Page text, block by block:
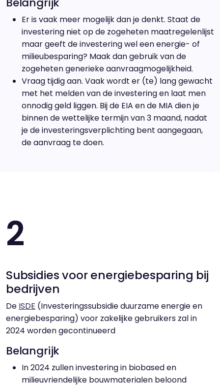
Er is vaak meer mogelijk dan je denkt. Staat de
investering niet op de zogeheten maatregelenlijst
maar geeft de investering wel een energie- of
milieubesparing? Maak dan gebruik van de
zogeheten generieke aanvraagmogelijkheid.
Vraag tijdig aan. Vaak wordt er (te) lang gewacht
met het melden van de investering en laat men
onnodig geld liggen. Bij de EIA en de MIA dien je
binnen de wettelijke termijn van 3 maand, nadat
je de investeringsverplichting bent aangegaan,
de aanvraag te doen.
2
Subsidies voor energiebesparing bij
bedrijven
De ISDE (Investeringssubsidie duurzame energie en
energiebesparing) voor zakelijke gebruikers zal in
2024 worden gecontinueerd
Belangrijk
In 2024 zullen investering in biobased en
milieuvriendelijke bouwmaterialen beloond